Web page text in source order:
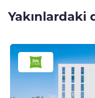
Yakınlardaki